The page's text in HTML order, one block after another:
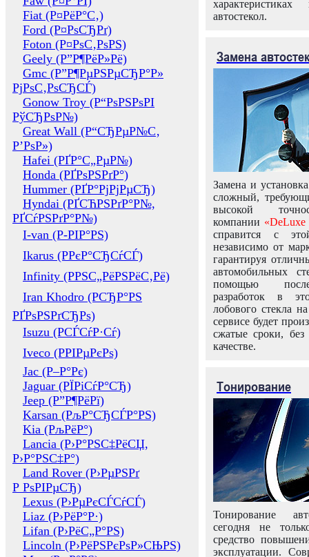
Fiat (Р¤РёР°С‚)
Ford (Р¤РѕСЂРґ)
Foton (Р¤РѕС‚РѕРЅ)
Geely (Р”Р¶РёР»Рё)
Gmc (Р”Р¶РµРЅРµСЂР°Р»
РјРѕС‚РѕСЂСЃ)
Gonow Troy (Р“РѕРЅРѕРІ
РўСЂРѕР№)
Great Wall (Р“СЂРµР№С‚
Р’РѕР»)
Hafei (РҐР°С„РµР№)
Honda (РҐРѕРЅРґР°)
Hummer (РҐР°РјРјРµСЂ)
Hyndai (РҐСЋРЅРґР°Р№,
РҐСѓРЅРґР°Р№)
I-van (Р-РІР°РЅ)
Ikarus (РРєР°СЂСѓСЃ)
Infinity (РРЅС„РёРЅРёС‚Рё)
Iran Khodro (РСЂР°РЅ
РҐРѕРЅРґСЂРѕ)
Isuzu (РСЃСѓР·Сѓ)
Iveco (РРІРµРєРѕ)
Jac (Р–Р°Рє)
Jaguar (РЇРіСѓР°СЂ)
Jeep (Р”Р¶РёРї)
Karsan (РљР°СЂСЃР°РЅ)
Kia (РљРёР°)
Lancia (Р›Р°РЅС‡РёСЏ,
Р›Р°РЅС‡Р°)
Land Rover (Р›РµРЅРґ
Р РѕРІРµСЂ)
Lexus (Р›РµРєСЃСѓСЃ)
Liaz (Р›РёР°Р·)
Lifan (Р›РёС„Р°РЅ)
Lincoln (Р›РёРЅРєРѕР»СЊРЅ)
автостекол.
Замена
Замена и
сложный,
высокой
компании «DeLuxe
справится с
независимо от
гарантируя
автомобильных
помощью
разработок в
лобового стекла
сервисе будет
сжатые сроки,
качестве.
Тонирование
Тонирование
сегодня не
средство
эксплуатации.